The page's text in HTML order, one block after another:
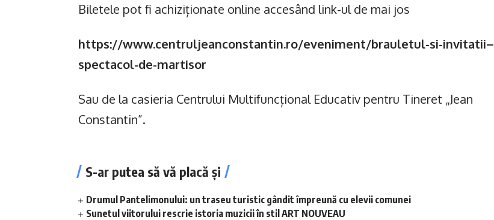
Biletele pot fi achiziționate online accesând link-ul de mai jos
https://www.centruljeanconstantin.ro/eveniment/brauletul-si-invitatii–
spectacol-de-martisor
Sau de la casieria Centrului Multifuncțional Educativ pentru Tineret „Jean
Constantin”.
S-ar putea să vă placă și
Drumul Pantelimonului: un traseu turistic gândit împreună cu elevii comunei
Sunetul viitorului rescrie istoria muzicii în stil ART NOUVEAU